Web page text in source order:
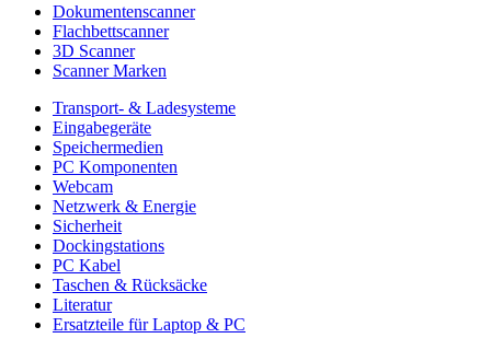
Dokumentenscanner
Flachbettscanner
3D Scanner
Scanner Marken
Transport- & Ladesysteme
Eingabegeräte
Speichermedien
PC Komponenten
Webcam
Netzwerk & Energie
Sicherheit
Dockingstations
PC Kabel
Taschen & Rücksäcke
Literatur
Ersatzteile für Laptop & PC